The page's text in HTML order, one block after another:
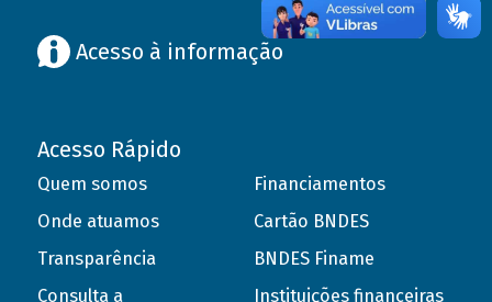
Acesso à informação
Acesso Rápido
Quem somos
Onde atuamos
Transparência
Consulta a
Financiamentos
Cartão BNDES
BNDES Finame
Instituições financeiras